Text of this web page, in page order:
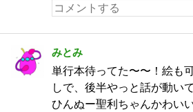
みとみ
単行本待ってた〜〜！絵も
しで、後半やっと話が動い
ひんぬー聖利ちゃんかわい